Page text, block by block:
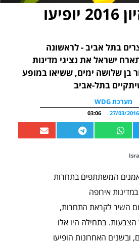
נציגי אירוויזיון 2016 יופיעו
בתל אביב - לראשונה
תארח ישראל את נציגי מדינות
בן שלושה ימים, ששיאו במופע
בתל-אביב
מערכת WDG
27/03/2016
03:06
המשתתפים בתחרות
אירופה
השיר לקראת התחרות,
בתחילה היו אלו
ובשנים האחרונות הופיעו